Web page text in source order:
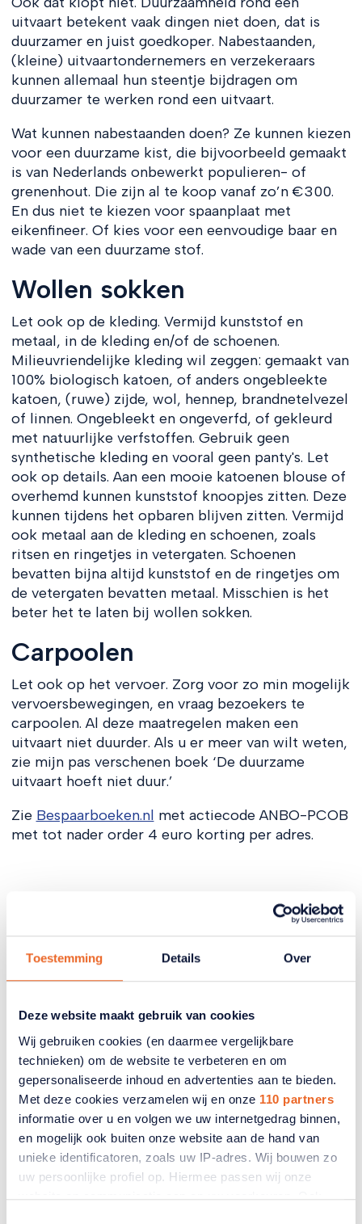
Toestemming Details Over
Deze website maakt gebruik van cookies
Wij gebruiken cookies (en daarmee vergelijkbare
technieken) om de website te verbeteren en om
gepersonaliseerde inhoud en advertenties aan te bieden.
Met deze cookies verzamelen wij en onze 110 partners
informatie over u en volgen we uw internetgedrag binnen,
en mogelijk ook buiten onze website aan de hand van
unieke identificatoren, zoals uw IP-adres. Wij bouwen zo
uw persoonlijke profiel op. Hiermee passen wij onze
website en communicatie aan op uw voorkeuren. Ook
uitvaart betekent vaak dingen niet doen, dat is
duurzamer en juist goedkoper. Nabestaanden,
(kleine) uitvaartondernemers en verzekeraars
kunnen allemaal hun steentje bijdragen om
duurzamer te werken rond een uitvaart.
Wat kunnen nabestaanden doen? Ze kunnen kiezen
voor een duurzame kist, die bijvoorbeeld gemaakt
is van Nederlands onbewerkt populieren- of
grenenhout. Die zijn al te koop vanaf zo’n €300.
En dus niet te kiezen voor spaanplaat met
eikenfineer. Of kies voor een eenvoudige baar en
wade van een duurzame stof.
Wollen sokken
Let ook op de kleding. Vermijd kunststof en
metaal, in de kleding en/of de schoenen.
Milieuvriendelijke kleding wil zeggen: gemaakt van
100% biologisch katoen, of anders ongebleekte
katoen, (ruwe) zijde, wol, hennep, brandnetelvezel
of linnen. Ongebleekt en ongeverfd, of gekleurd
met natuurlijke verfstoffen. Gebruik geen
synthetische kleding en vooral geen panty's. Let
ook op details. Aan een mooie katoenen blouse of
overhemd kunnen kunststof knoopjes zitten. Deze
kunnen tijdens het opbaren blijven zitten. Vermijd
ook metaal aan de kleding en schoenen, zoals
ritsen en ringetjes in vetergaten. Schoenen
bevatten bijna altijd kunststof en de ringetjes om
de vetergaten bevatten metaal. Misschien is het
beter het te laten bij wollen sokken.
Carpoolen
Let ook op het vervoer. Zorg voor zo min mogelijk
vervoersbewegingen, en vraag bezoekers te
carpoolen. Al deze maatregelen maken een
uitvaart niet duurder. Als u er meer van wilt weten,
zie mijn pas verschenen boek ‘De duurzame
uitvaart hoeft niet duur.’
Zie Bespaarboeken.nl met actiecode ANBO-PCOB
met tot nader order 4 euro korting per adres.
Gerelateerde artikelen
Bespaartips